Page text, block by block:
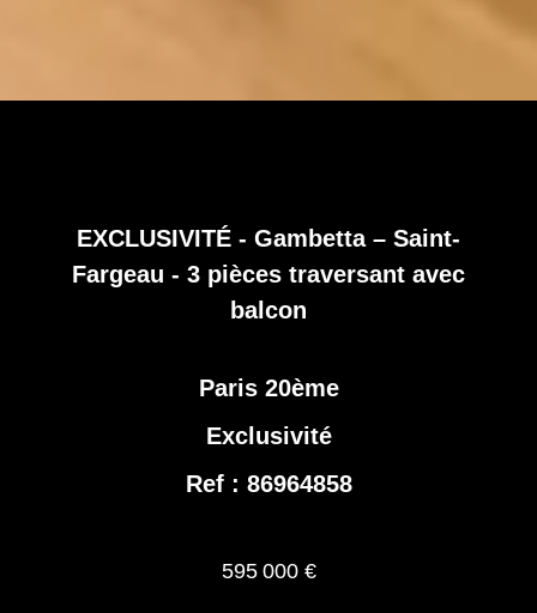
EXCLUSIVITÉ - Gambetta – Saint-
Fargeau - 3 pièces traversant avec
balcon
Paris 20ème
Exclusivité
Ref : 86964858
595 000 €